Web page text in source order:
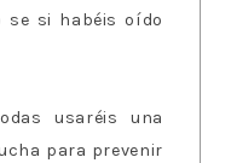
se si habéis oído
usaréis una
para prevenir